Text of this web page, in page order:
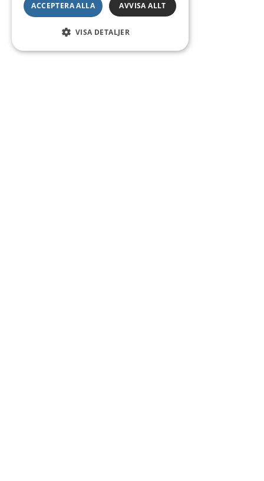
ACCEPTERA ALLA AVVISA ALLT
VISA DETALJER